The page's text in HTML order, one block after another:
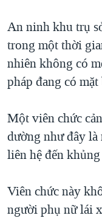
An ninh khu trụ
trong một thời
nhiên không có
pháp đang có
Một viên chức
dường như đây là
liên hệ đến
Viên chức này
người phụ nữ lái